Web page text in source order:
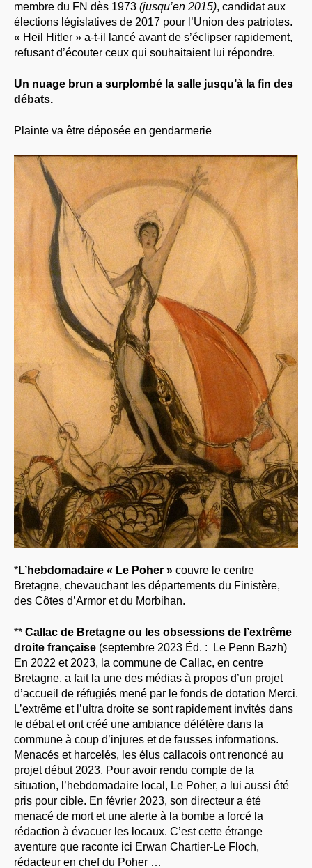
membre du FN dès 1973 (jusqu’en 2015), candidat aux
élections législatives de 2017 pour l’Union des patriotes.
« Heil Hitler » a-t-il lancé avant de s’éclipser rapidement,
refusant d’écouter ceux qui souhaitaient lui répondre.
Un nuage brun a surplombé la salle jusqu’à la fin des
débats.
Plainte va être déposée en gendarmerie
*L’hebdomadaire « Le Poher » couvre le centre
Bretagne, chevauchant les départements du Finistère,
des Côtes d’Armor et du Morbihan.
** Callac de Bretagne ou les obsessions de l’extrême
droite française (septembre 2023 Éd. : ‎ Le Penn Bazh)
En 2022 et 2023, la commune de Callac, en centre
Bretagne, a fait la une des médias à propos d’un projet
d’accueil de réfugiés mené par le fonds de dotation Merci.
L’extrême et l’ultra droite se sont rapidement invités dans
le débat et ont créé une ambiance délétère dans la
commune à coup d’injures et de fausses informations.
Menacés et harcelés, les élus callacois ont renoncé au
projet début 2023. Pour avoir rendu compte de la
situation, l’hebdomadaire local, Le Poher, a lui aussi été
pris pour cible. En février 2023, son directeur a été
menacé de mort et une alerte à la bombe a forcé la
rédaction à évacuer les locaux. C’est cette étrange
aventure que raconte ici Erwan Chartier-Le Floch,
rédacteur en chef du Poher …